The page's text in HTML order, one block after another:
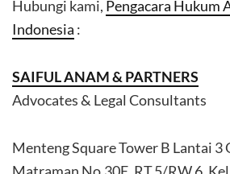
Hubungi kami, Pengacara Hukum
Indonesia :
SAIFUL ANAM & PARTNERS
Advocates & Legal Consultants
Menteng Square Tower B Lantai 3